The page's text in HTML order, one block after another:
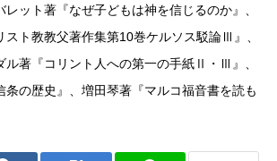
レット著『なぜ子どもは神を信じるのか』、
スト教教父著作集第10巻ケルソス駁論Ⅲ』、
ル著『コリント人への第一の手紙Ⅱ・Ⅲ』、
条の歴史』、増田琴著『マルコ福音書を読も